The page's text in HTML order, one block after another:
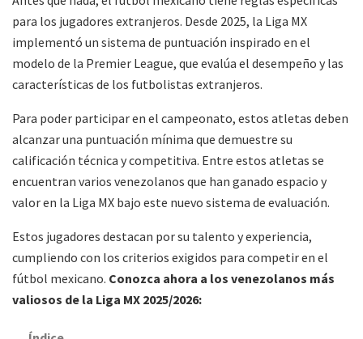
para los jugadores extranjeros. Desde 2025, la Liga MX
implementó un sistema de puntuación inspirado en el
modelo de la Premier League, que evalúa el desempeño y las
características de los futbolistas extranjeros.
Para poder participar en el campeonato, estos atletas deben
alcanzar una puntuación mínima que demuestre su
calificación técnica y competitiva. Entre estos atletas se
encuentran varios venezolanos que han ganado espacio y
valor en la Liga MX bajo este nuevo sistema de evaluación.
Estos jugadores destacan por su talento y experiencia,
cumpliendo con los criterios exigidos para competir en el
fútbol mexicano. Conozca ahora a los venezolanos más
valiosos de la Liga MX 2025/2026: